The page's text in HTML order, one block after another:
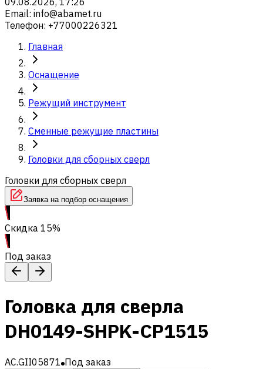
Email: info@abamet.ru
Телефон: +77000226321
Главная
Оснащение
Режущий инструмент
Сменные режущие пластины
Головки для сборных сверл
Головки для сборных сверл
Заявка на подбор оснащения
Скидка 15%
Под заказ
Головка для сверла
DH0149-SHPK-CP1515
AC.GII05871 Под заказ